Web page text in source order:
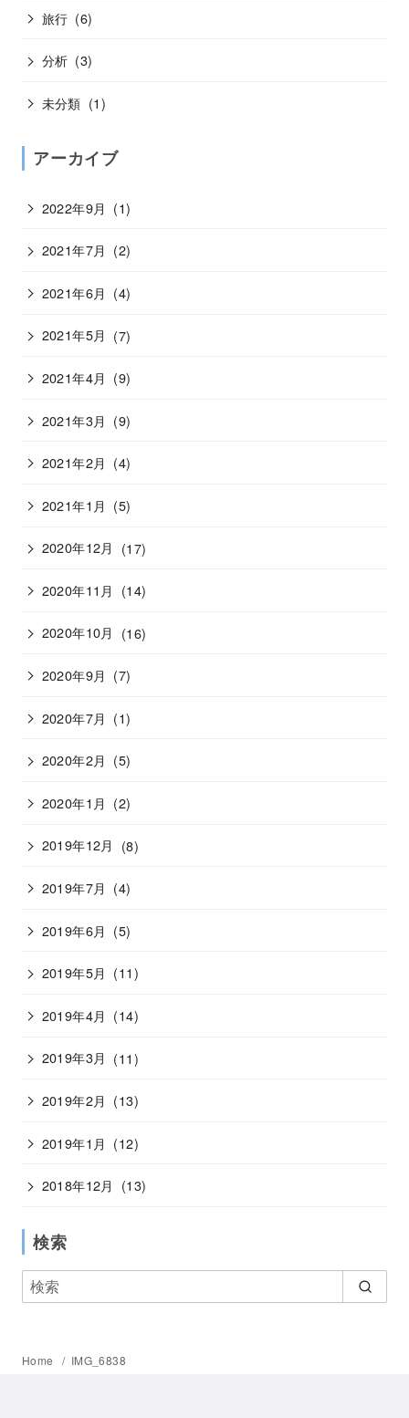
旅行 (6)
分析 (3)
未分類 (1)
アーカイブ
2022年9月 (1)
2021年7月 (2)
2021年6月 (4)
2021年5月 (7)
2021年4月 (9)
2021年3月 (9)
2021年2月 (4)
2021年1月 (5)
2020年12月 (17)
2020年11月 (14)
2020年10月 (16)
2020年9月 (7)
2020年7月 (1)
2020年2月 (5)
2020年1月 (2)
2019年12月 (8)
2019年7月 (4)
2019年6月 (5)
2019年5月 (11)
2019年4月 (14)
2019年3月 (11)
2019年2月 (13)
2019年1月 (12)
2018年12月 (13)
検索
Home IMG_6838